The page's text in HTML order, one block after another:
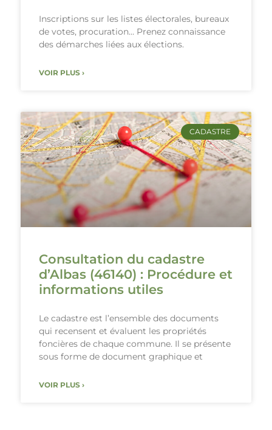
Inscriptions sur les listes électorales, bureaux
de votes, procuration… Prenez connaissance
des démarches liées aux élections.
VOIR PLUS ›
CADASTRE
Consultation du cadastre
d’Albas (46140) : Procédure et
informations utiles
Le cadastre est l’ensemble des documents
qui recensent et évaluent les propriétés
foncières de chaque commune. Il se présente
sous forme de document graphique et
VOIR PLUS ›